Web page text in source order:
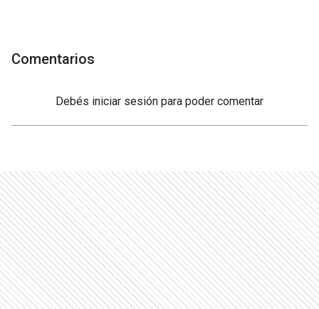
Comentarios
Debés iniciar sesión para poder comentar